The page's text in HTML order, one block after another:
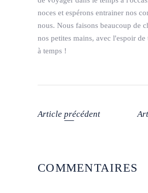
noces et espérons entrainer nos
nous. Nous faisons beaucoup de
nos petites mains, avec l'espoir
à temps !
Article précédent
COMMENTAIRES